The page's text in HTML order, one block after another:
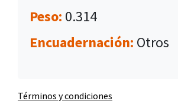
Peso: 0.314
Encuadernación: Otros
Términos y condiciones